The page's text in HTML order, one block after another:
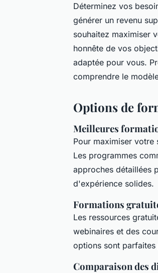
Déterminez vos
générer un revenu
souhaitez maximiser
honnête de vos
adaptée pour vous.
comprendre le
Options de
Meilleures
Pour maximiser votre
Les programmes
approches détaillées
d'expérience solides.
Formations
Les ressources
webinaires et des
options sont
Comparaison des